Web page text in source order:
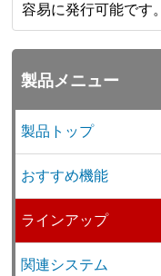
容易に発行可能です。
製品メニュー
製品トップ
おすすめ機能
ラインアップ
関連システム